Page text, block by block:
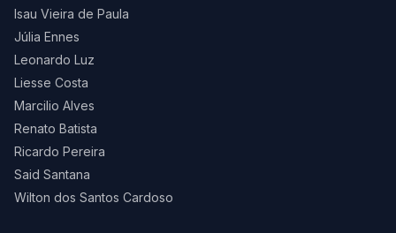
Isau Vieira de Paula
Júlia Ennes
Leonardo Luz
Liesse Costa
Marcilio Alves
Renato Batista
Ricardo Pereira
Said Santana
Wilton dos Santos Cardoso